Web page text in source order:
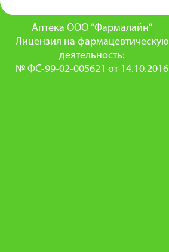
Аптека ООО "Фармалайн"
Лицензия на фармацевтическую
деятельность:
№ ФС-99-02-005621 от 14.10.2016